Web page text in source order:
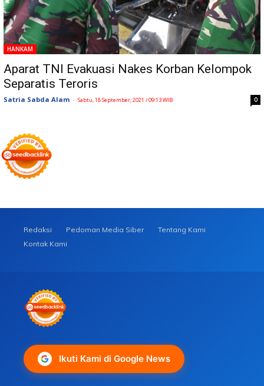
HANKAM
Aparat TNI Evakuasi Nakes Korban Kelompok
Separatis Teroris
Satria Sabda Alam - Sabtu, 18 September, 2021 / 09:13 WIB 0
Redaksi Pedoman Media Siber
Tentang Kami
Kontak Kami
Ikuti Kami di Google News